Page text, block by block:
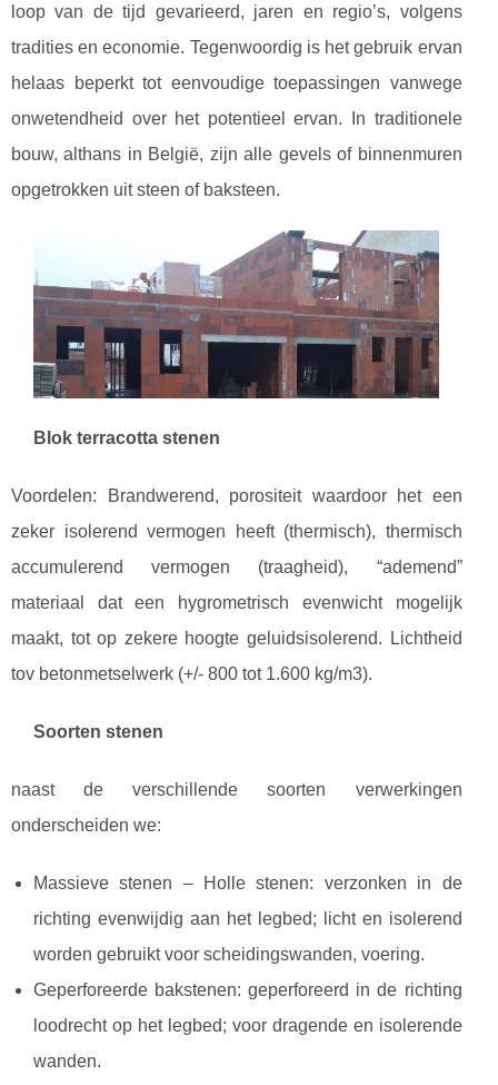
loop van de tijd gevarieerd, jaren en regio’s, volgens
tradities en economie. Tegenwoordig is het gebruik ervan
helaas beperkt tot eenvoudige toepassingen vanwege
onwetendheid over het potentieel ervan. In traditionele
bouw, althans in België, zijn alle gevels of binnenmuren
opgetrokken uit steen of baksteen.
Blok terracotta stenen
Voordelen: Brandwerend, porositeit waardoor het een
zeker isolerend vermogen heeft (thermisch), thermisch
accumulerend vermogen (traagheid), “ademend”
materiaal dat een hygrometrisch evenwicht mogelijk
maakt, tot op zekere hoogte geluidsisolerend. Lichtheid
tov betonmetselwerk (+/- 800 tot 1.600 kg/m3).
Soorten stenen
naast de verschillende soorten verwerkingen
onderscheiden we:
Massieve stenen – Holle stenen: verzonken in de
richting evenwijdig aan het legbed; licht en isolerend
worden gebruikt voor scheidingswanden, voering.
Geperforeerde bakstenen: geperforeerd in de richting
loodrecht op het legbed; voor dragende en isolerende
wanden.